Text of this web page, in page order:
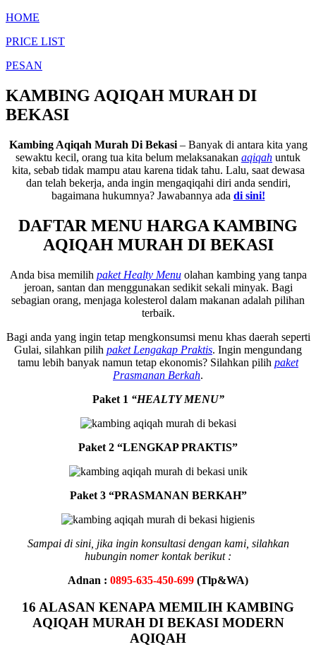
HOME
PRICE LIST
PESAN
KAMBING AQIQAH MURAH DI
BEKASI
Kambing Aqiqah Murah Di Bekasi– Banyak di antara kita yang
sewaktu kecil, orang tua kita belum melaksanakan aqiqah untuk
kita, sebab tidak mampu atau karena tidak tahu. Lalu, saat dewasa
dan telah bekerja, anda ingin mengaqiqahi diri anda sendiri,
bagaimana hukumnya? Jawabannya ada di sini!
DAFTAR MENU HARGA KAMBING
AQIQAH MURAH DI BEKASI
Anda bisa memilih paket Healty Menuolahan kambing yang tanpa
jeroan, santan dan menggunakan sedikit sekali minyak. Bagi
sebagian orang, menjaga kolesterol dalam makanan adalah pilihan
terbaik.
Bagi anda yang ingin tetap mengkonsumsi menu khas daerah seperti
Gulai, silahkan pilih paket Lengakap Praktis. Ingin mengundang
tamu lebih banyak namun tetap ekonomis? Silahkan pilih paket
Prasmanan Berkah.
Paket 1 “HEALTY MENU”
Paket 2 “LENGKAP PRAKTIS”
Paket 3 “PRASMANAN BERKAH”
Sampai di sini, jika ingin konsultasi dengan kami, silahkan
hubungin nomer kontak berikut :
Adnan : 0895-635-450-699 (Tlp&WA)
16 ALASAN KENAPA MEMILIH KAMBING
AQIQAH MURAH DI BEKASI MODERN
AQIQAH